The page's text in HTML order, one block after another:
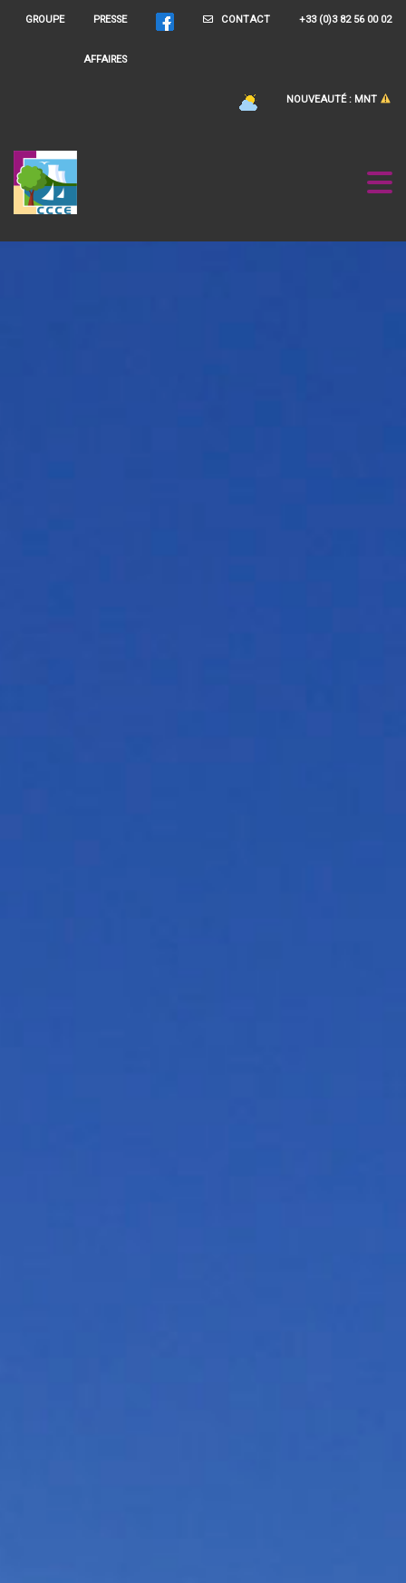
+33 (0)3 82 56 00 02
CONTACT
PRESSE
GROUPE
AFFAIRES
NOUVEAUTÉ : MNT